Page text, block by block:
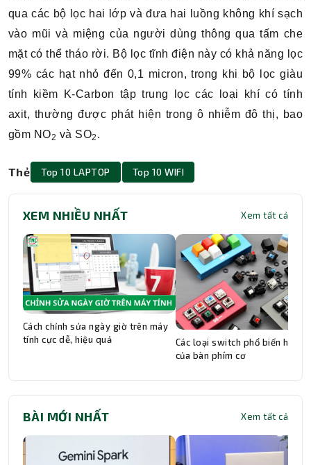
qua các bộ lọc hai lớp và đưa hai luồng không khí sạch
vào mũi và miệng của người dùng thông qua tấm che
mặt có thể tháo rời. Bộ lọc tĩnh điện này có khả năng lọc
99% các hạt nhỏ đến 0,1 micron, trong khi bộ lọc giàu
tính kiềm K-Carbon tập trung lọc các loại khí có tính
axit, thường được phát hiện trong ô nhiễm đô thị, bao
gồm NO2 và SO2 .
Thẻ Top 10 LAPTOP Top 10 WIFI
XEM NHIỀU NHẤT Xem tất cả
Cách chỉnh sửa ngày giờ trên máy
tính cực dễ, hiệu quả
Các loại switch phổ biến hiện
của bàn phím cơ
BÀI MỚI NHẤT Xem tất cả